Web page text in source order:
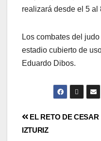
realizará desde el 5 al
Los combates del
estadio cubierto de
Eduardo Dibos.
EL RETO DE CESAR
IZTURIZ